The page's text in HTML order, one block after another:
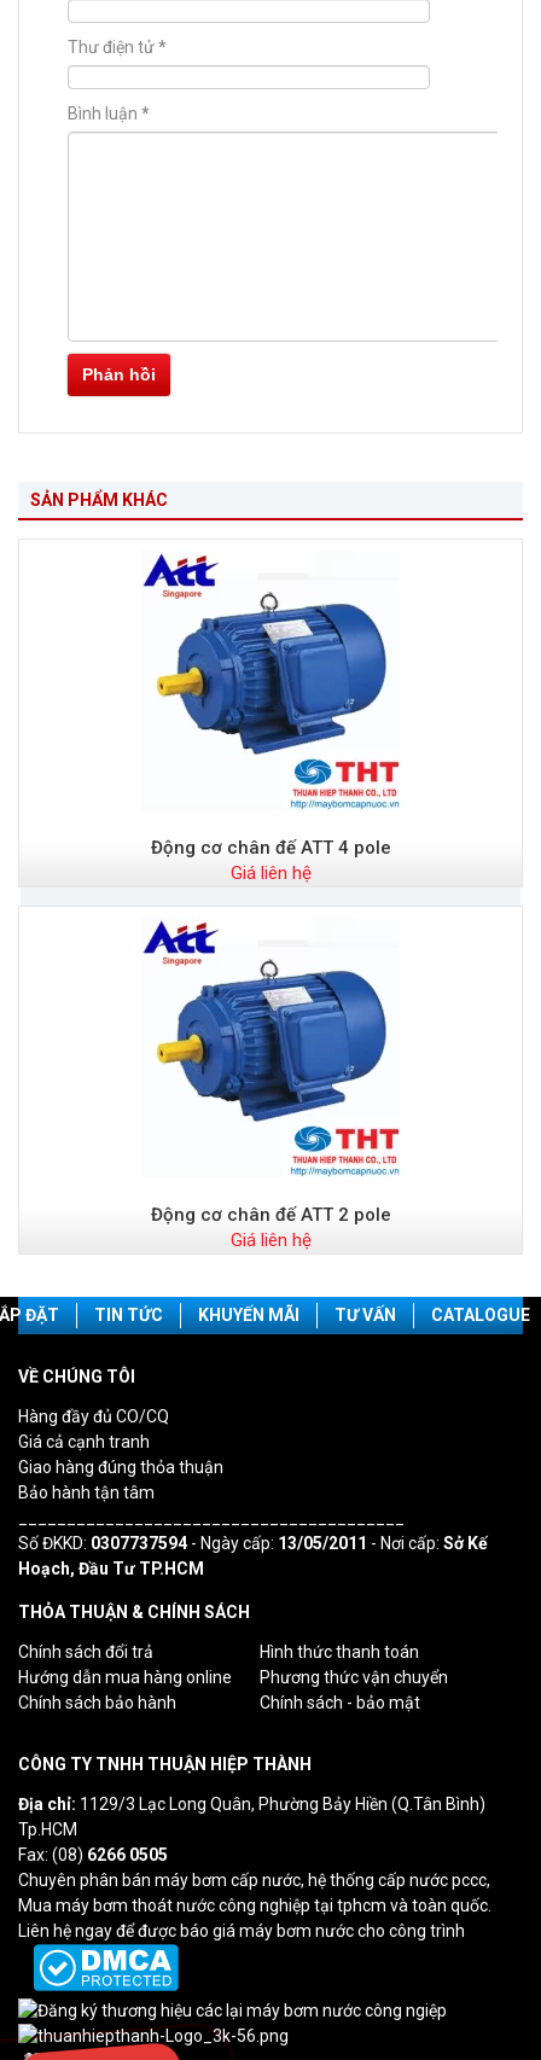
Thư điện tử*
Bình luận *
Phản hồi
SẢN PHẨM KHÁC
Động cơ chân đế ATT 4 pole
Giá liên hệ
Động cơ chân đế ATT 2 pole
Giá liên hệ
ĐẶT TIN TỨC KHUYẾN MÃI TƯ VẤN CATALOGUE
VỀ CHÚNG TÔI
Hàng đầy đủ CO/CQ
Giá cả cạnh tranh
Giao hàng đúng thỏa thuận
Bảo hành tận tâm
Số ĐKKD: 0307737594- Ngày cấp: 13/05/2011 - Nơi cấp: Sở Kế
Hoạch, Đầu Tư TP.HCM
THỎA THUẬN & CHÍNH SÁCH
Chính sách đổi trả
Hình thức thanh toán
Hướng dẫn mua hàng online
Phương thức vận chuyển
Chính sách bảo hành
Chính sách - bảo mật
CÔNG TY TNHH THUẬN HIỆP THÀNH
Địa chỉ: 1129/3 Lạc Long Quân, Phường Bảy Hiền (Q.Tân Bình)
Tp.HCM
Fax: (08) 6266 0505
Chuyên phân bán máy bơm cấp nước, hệ thống cấp nước pccc,
Mua máy bơm thoát nước công nghiệp tại tphcm và toàn quốc.
Liên hệ ngay để được báo giá máy bơm nước cho công trình